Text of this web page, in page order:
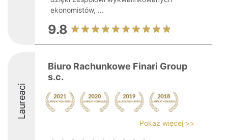
ekonomistów, ...
9.8
Laureaci
Biuro Rachunkowe Finari Group
s.c.
Pokaż więcej >>